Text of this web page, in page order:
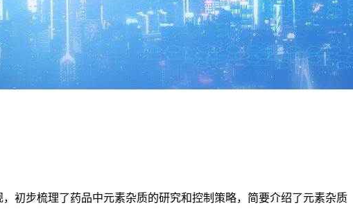
步梳理了药品中元素杂质的研究和控制策略，简要介绍了元素杂质